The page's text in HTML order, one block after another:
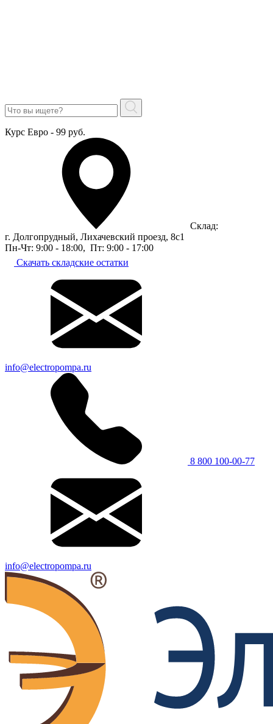
Курс Евро - 99 руб.
Склад:
г. Долгопрудный, Лихачевский проезд, 8c1
Пн-Чт: 9:00 - 18:00, Пт: 9:00 - 17:00
Скачать складские остатки
info@electropompa.ru
8 800 100-00-77
info@electropompa.ru